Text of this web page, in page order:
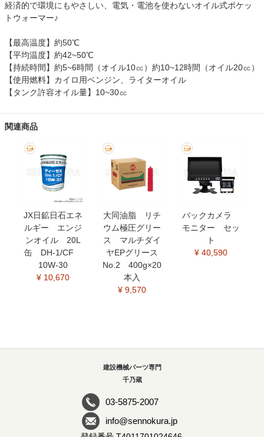
経済的で環境にもやさしい、電気・電池を使わないオイル式ポケッ
トウォーマー♪
【最高温度】約50℃
【平均温度】約42~50℃
【持続時間】約5~6時間（オイル10㏄）約10~12時間（オイル20㏄）
【使用燃料】カイロ用ベンジン、ライターオイル
【タンク許容オイル量】10~30㏄
関連商品
JX日鉱日石エネ
ルギー エンジ
ンオイル 20L
缶 DH-1/CF
10W-30
¥ 10,670
大同油脂 リチ
ウム極圧グリー
ス マルチダイ
ヤEPグリース
No.2 400g×20
本入
¥ 9,570
バックカメラ
モニター セッ
ト
¥ 40,590
建設機械パーツ専門
千乃蔵
03-5875-2007
info@sennokura.jp